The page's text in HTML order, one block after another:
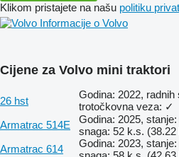
Klikom pristajete na našu politiku
Informacije o Volvo
Cijene za Volvo mini traktori
26 hst
Godina: 2022, radnih
trotočkovna veza: ✓
Armatrac 514E
Godina: 2025,
snaga: 52 k.s.
Armatrac 614
Godina: 2023,